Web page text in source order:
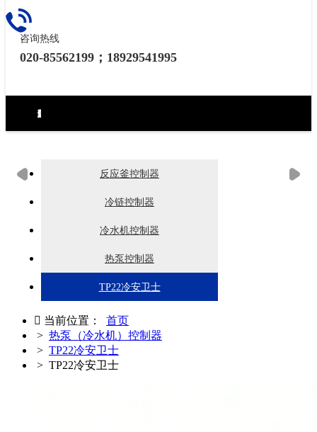
咨询热线
020-85562199；18929541995
环境试验设备控制器
力学试验设备控制器
热泵（冷水机）控制器
食品烘焙设备控制器
工业烘烤设备控制器
生化药品类控制器
无纸记录仪
电房环境控制器
反应釜控制器
冷链控制器
冷水机控制器
热泵控制器
TP22冷安卫士
 当前位置： 首页
> 热泵（冷水机）控制器
> TP22冷安卫士
> TP22冷安卫士